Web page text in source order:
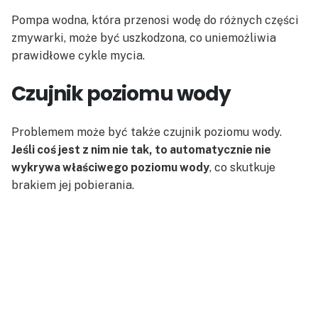
Pompa wodna, która przenosi wodę do różnych części
zmywarki, może być uszkodzona, co uniemożliwia
prawidłowe cykle mycia.
Czujnik poziomu wody
Problemem może być także czujnik poziomu wody.
Jeśli coś jest z nim nie tak, to automatycznie nie
wykrywa właściwego poziomu wody, co skutkuje
brakiem jej pobierania.